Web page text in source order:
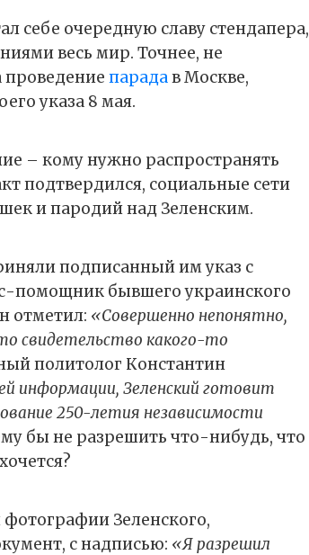
себе очередную славу стендапера,
весь мир. Точнее, не
парадав Москве,
указа 8 мая.
– кому нужно распространять
подтвердился, социальные сети
и пародий над Зеленским.
подписанный им указ с
помощник бывшего украинского
отметил: «Совершенно непонятно,
свидетельство какого-то
политолог Константин
информации, Зеленский готовит
250-летия независимости
бы не разрешить что-нибудь, что
Зеленского,
с надписью: «Я разрешил